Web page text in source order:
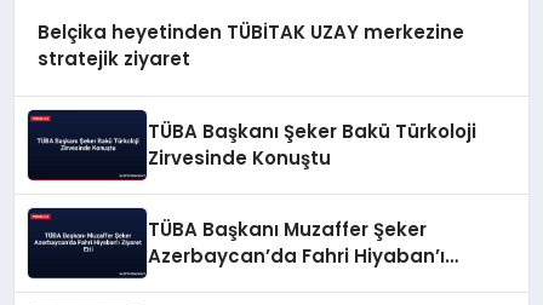
Belçika heyetinden TÜBİTAK UZAY merkezine
stratejik ziyaret
TÜBA Başkanı Şeker Bakü Türkoloji
Zirvesinde Konuştu
TÜBA Başkanı Muzaffer Şeker
Azerbaycan’da Fahri Hiyaban’ı